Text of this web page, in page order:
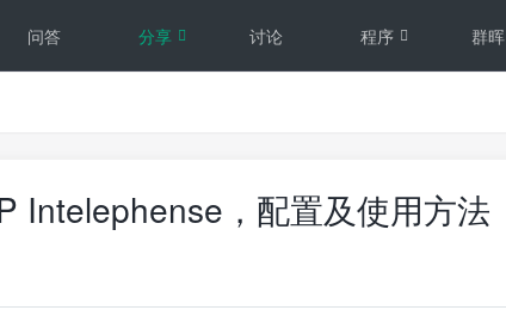
问答 分享 讨论 程序 群晖
Intelephense，配置及使用方法